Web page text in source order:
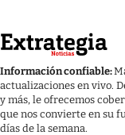
Información confiable:
actualizaciones en vivo.
y más, le ofrecemos
que nos convierte en su
días de la semana.